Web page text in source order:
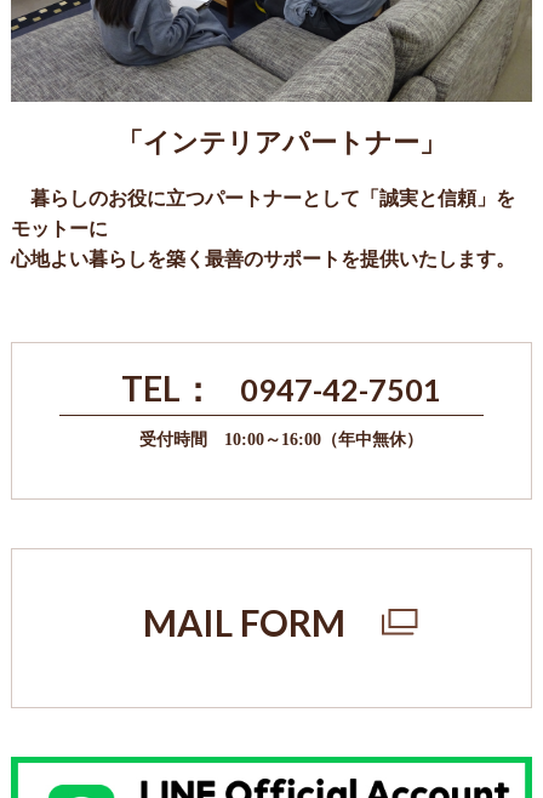
「インテリアパートナー」
暮らしのお役に立つパートナーとして「誠実と信頼」を
モットーに
心地よい暮らしを築く最善のサポートを提供いたします。
TEL： 0947-42-7501
受付時間 10:00～16:00（年中無休）
MAIL FORM